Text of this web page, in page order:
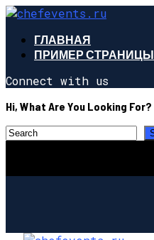
ГЛАВНАЯ
ПРИМЕР СТРАНИЦЫ
Connect with us
Hi, What Are You Looking For?